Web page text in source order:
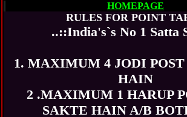
HOMEPAGE
RULES FOR POINT
..::India's`s No 1 Satta
1. MAXIMUM 4 JODI
HAIN
2 .MAXIMUM 1 HARUP
SAKTE HAIN A/B